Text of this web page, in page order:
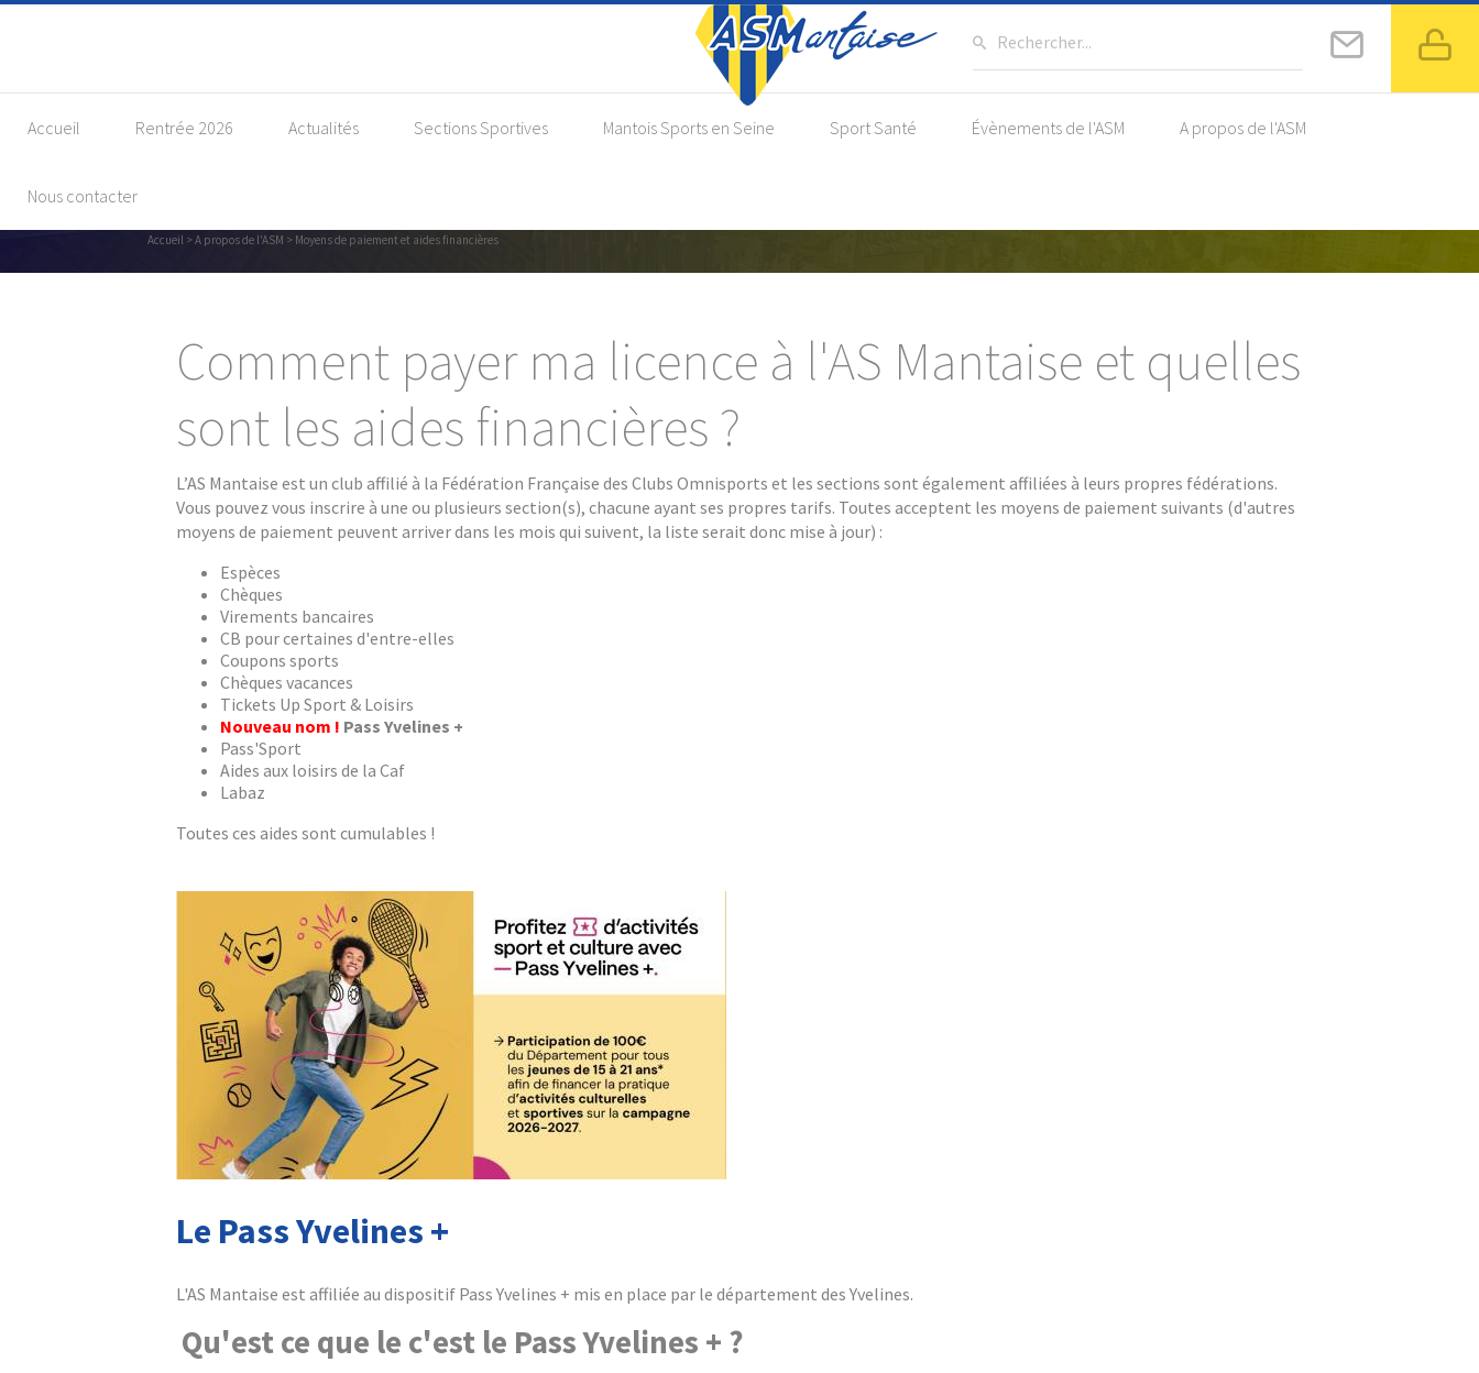
Rechercher...
Accueil Rentrée 2026 Actualités Sections Sportives Mantois Sports en Seine Sport Santé Évènements de l'ASM A propos de l'ASM
Nous contacter
Accueil > A propos de l'ASM > Moyens de paiement et aides financières
Comment payer ma licence à l'AS Mantaise et quelles
sont les aides financières ?
L’AS Mantaise est un club affilié à la Fédération Française des Clubs Omnisports et les sections sont également affiliées à leurs propres fédérations.
Vous pouvez vous inscrire à une ou plusieurs section(s), chacune ayant ses propres tarifs. Toutes acceptent les moyens de paiement suivants (d'autres
moyens de paiement peuvent arriver dans les mois qui suivent, la liste serait donc mise à jour) :
Espèces
Chèques
Virements bancaires
CB pour certaines d'entre-elles
Coupons sports
Chèques vacances
Tickets Up Sport & Loisirs
Nouveau nom ! Pass Yvelines +
Pass'Sport
Aides aux loisirs de la Caf
Labaz
Toutes ces aides sont cumulables !
Le Pass Yvelines +
L'AS Mantaise est affiliée au dispositif Pass Yvelines + mis en place par le département des Yvelines.
Qu'est ce que le c'est le Pass Yvelines + ?